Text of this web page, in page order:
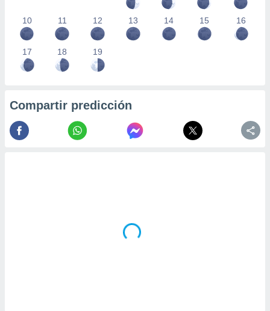
10 11 12 13 14 15 16
17 18 19
Compartir predicción